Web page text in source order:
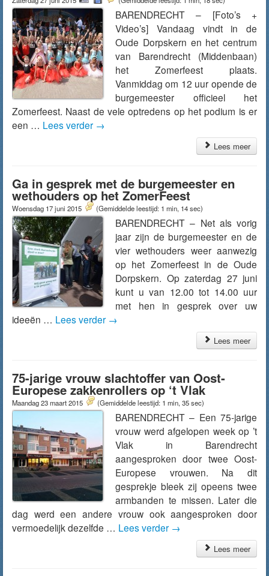
BARENDRECHT – [Foto’s +
Video’s] Vandaag vindt in de
Oude Dorpskern en het centrum
van Barendrecht (Middenbaan)
het Zomerfeest plaats.
Vanmiddag om 12 uur opende de
burgemeester officieel het
Zomerfeest. Naast de vele optredens op het podium is er
een … Lees verder →
Lees meer
Ga in gesprek met de burgemeester en
wethouders op het ZomerFeest
Woensdag 17 juni 2015 (Gemiddelde leestijd: 1 min, 14 sec)
BARENDRECHT – Net als vorig
jaar zijn de burgemeester en de
vier wethouders weer aanwezig
op het Zomerfeest in de Oude
Dorpskern. Op zaterdag 27 juni
kunt u van 12.00 tot 14.00 uur
met hen in gesprek over uw
ideeën … Lees verder →
Lees meer
75-jarige vrouw slachtoffer van Oost-
Europese zakkenrollers op ‘t Vlak
Maandag 23 maart 2015 (Gemiddelde leestijd: 1 min, 35 sec)
BARENDRECHT – Een 75-jarige
vrouw werd afgelopen week op ’t
Vlak in Barendrecht
aangesproken door twee Oost-
Europese vrouwen. Na dit
gesprekje bleek zij opeens twee
armbanden te missen. Later die
dag werd een andere vrouw ook aangesproken door
vermoedelijk dezelfde … Lees verder →
Lees meer